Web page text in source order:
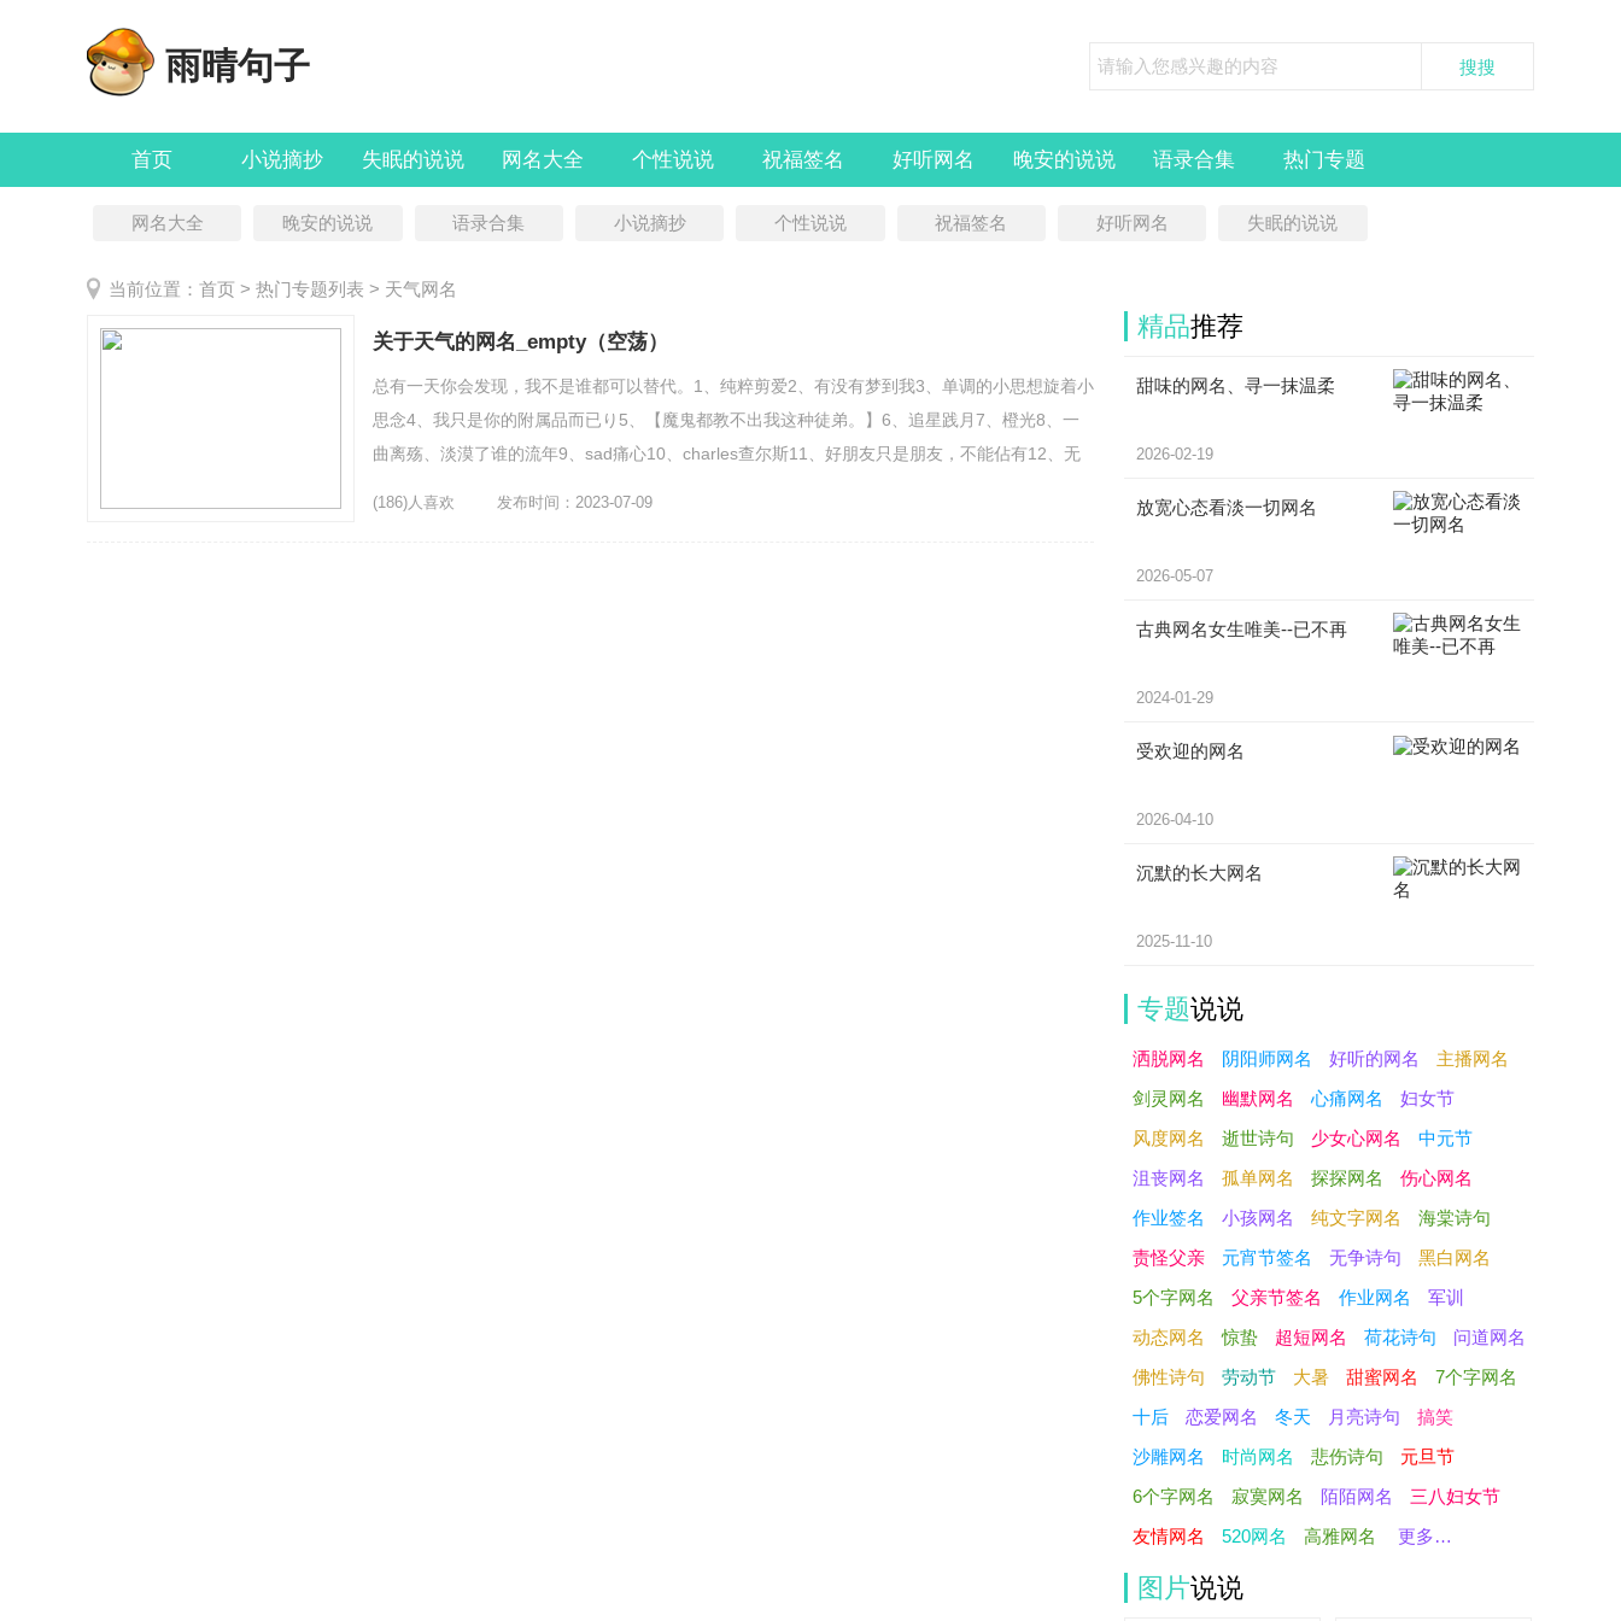
雨晴句子
首页 小说摘抄 失眠的说说 网名大全 个性说说 祝福签名 好听网名 晚安的说说 语录合集 热门专题
网名大全 晚安的说说 语录合集 小说摘抄 个性说说 祝福签名 好听网名 失眠的说说
当前位置： 首页 > 热门专题列表 > 天气网名
关于天气的网名_empty（空荡）
总有一天你会发现，我不是谁都可以替代。1、纯粹剪爱2、有没有梦到我3、单调的小思想旋着小
思念4、我只是你的附属品而已り5、【魔鬼都教不出我这种徒弟。】6、追星践月7、橙光8、一
曲离殇、淡漠了谁的流年9、sad痛心10、charles查尔斯11、好朋友只是朋友，不能佔有12、无
(186)人喜欢 发布时间：2023-07-09
精品推荐
甜味的网名、寻一抹温柔
2026-02-19
放宽心态看淡一切网名
2026-05-07
古典网名女生唯美--已不再
2024-01-29
受欢迎的网名
2026-04-10
沉默的长大网名
2025-11-10
专题说说
洒脱网名 阴阳师网名 好听的网名
主播网名
剑灵网名
幽默网名 心痛网名
妇女节
风度网名
逝世诗句 少女心网名
中元节
沮丧网名
孤单网名 探探网名
伤心网名
作业签名
小孩网名 纯文字网名
海棠诗句
责怪父亲
元宵节签名 无争诗句
黑白网名
5个字网名
父亲节签名 作业网名
军训
动态网名
惊蛰 超短网名 荷花诗句
问道网名
佛性诗句
劳动节 大暑 甜蜜网名
7个字网名
十后
恋爱网名 冬天 月亮诗句
搞笑
沙雕网名
时尚网名 悲伤诗句
元旦节
6个字网名
寂寞网名 陌陌网名
三八妇女节
友情网名
520网名 高雅网名 更多…
图片说说